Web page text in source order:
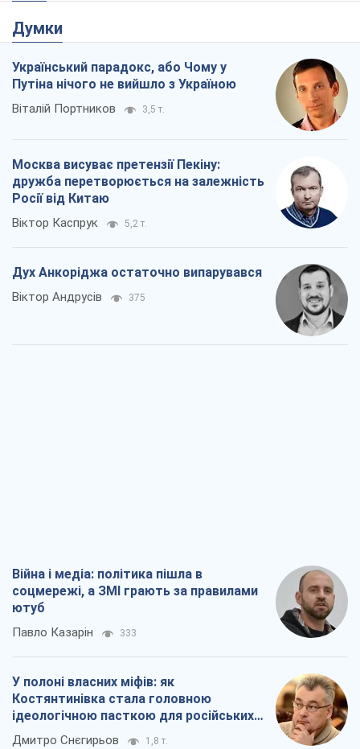
Думки
Український парадокс, або Чому у
Путіна нічого не вийшло з Україною
Віталій Портников 3,5 т.
Москва висуває претензії Пекіну:
дружба перетворюється на залежність
Росії від Китаю
Віктор Каспрук 5,2 т.
Дух Анкоріджа остаточно випарувався
Віктор Андрусів 375
Війна і медіа: політика пішла в
соцмережі, а ЗМІ грають за правилами
ютуб
Павло Казарін 333
У полоні власних міфів: як
Костянтинівка стала головною
ідеологічною пасткою для російських
окупантів
Дмитро Снєгирьов 1,8 т.